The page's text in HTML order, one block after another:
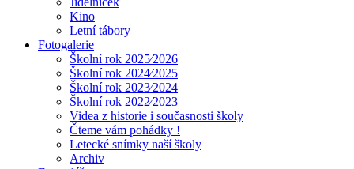
Kino
Letní tábory
Fotogalerie
Školní rok 2025⁄2026
Školní rok 2024⁄2025
Školní rok 2023⁄2024
Školní rok 2022⁄2023
Videa z historie i současnosti školy
Čteme vám pohádky !
Letecké snímky naší školy
Archiv